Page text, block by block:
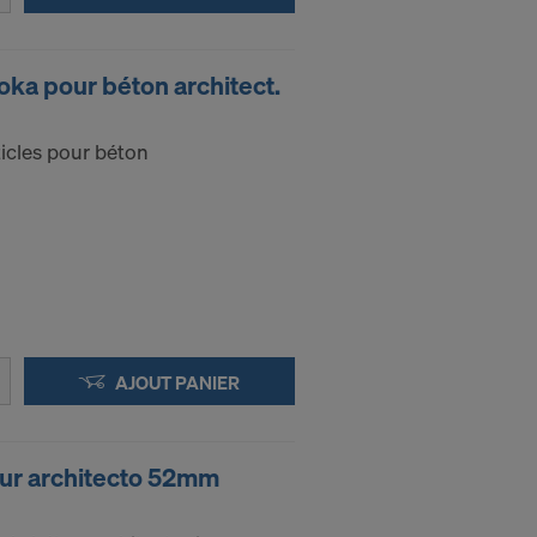
pour béton architect.
pour béton
AJOUT PANIER
architecto 52mm
niveau
aux
des
vous êtes
des
sont en